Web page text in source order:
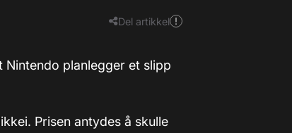
Del artikkel
Nintendo planlegger et slipp
Prisen antydes å skulle